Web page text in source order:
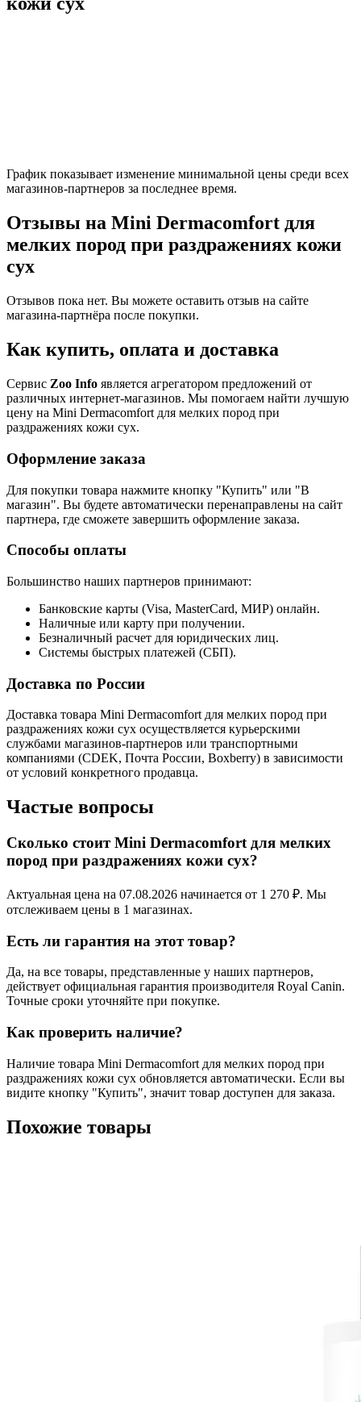
График показывает изменение минимальной цены среди всех
магазинов-партнеров за последнее время.
Отзывы на Mini Dermacomfort для
мелких пород при раздражениях кожи
сух
Отзывов пока нет. Вы можете оставить отзыв на сайте
магазина-партнёра после покупки.
Как купить, оплата и доставка
Сервис Zoo Info является агрегатором предложений от
различных интернет-магазинов. Мы помогаем найти лучшую
цену на Mini Dermacomfort для мелких пород при
раздражениях кожи сух.
Оформление заказа
Для покупки товара нажмите кнопку "Купить" или "В
магазин". Вы будете автоматически перенаправлены на сайт
партнера, где сможете завершить оформление заказа.
Способы оплаты
Большинство наших партнеров принимают:
Банковские карты (Visa, MasterCard, МИР) онлайн.
Наличные или карту при получении.
Безналичный расчет для юридических лиц.
Системы быстрых платежей (СБП).
Доставка по России
Доставка товара Mini Dermacomfort для мелких пород при
раздражениях кожи сух осуществляется курьерскими
службами магазинов-партнеров или транспортными
компаниями (CDEK, Почта России, Boxberry) в зависимости
от условий конкретного продавца.
Частые вопросы
Сколько стоит Mini Dermacomfort для мелких
пород при раздражениях кожи сух?
Актуальная цена на 07.08.2026 начинается от 1 270 ₽. Мы
отслеживаем цены в 1 магазинах.
Есть ли гарантия на этот товар?
Да, на все товары, представленные у наших партнеров,
действует официальная гарантия производителя Royal Canin.
Точные сроки уточняйте при покупке.
Как проверить наличие?
Наличие товара Mini Dermacomfort для мелких пород при
раздражениях кожи сух обновляется автоматически. Если вы
видите кнопку "Купить", значит товар доступен для заказа.
Похожие товары